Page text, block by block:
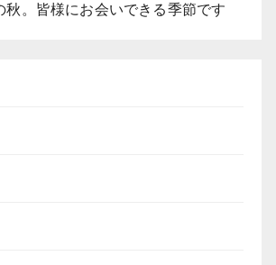
秋。皆様にお会いできる季節です